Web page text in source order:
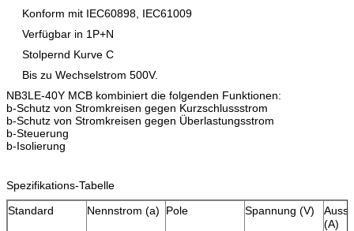
Konform mit IEC60898, IEC61009
Verfügbar in 1P+N
Stolpernd Kurve C
Bis zu Wechselstrom 500V.
NB3LE-40Y MCB kombiniert die folgenden Funktionen:
b-Schutz von Stromkreisen gegen Kurzschlussstrom
b-Schutz von Stromkreisen gegen Überlastungsstrom
b-Steuerung
b-Isolierung
Spezifikations-Tabelle
Standard
Nennstrom (a) Pole Spannung (V)
(A)